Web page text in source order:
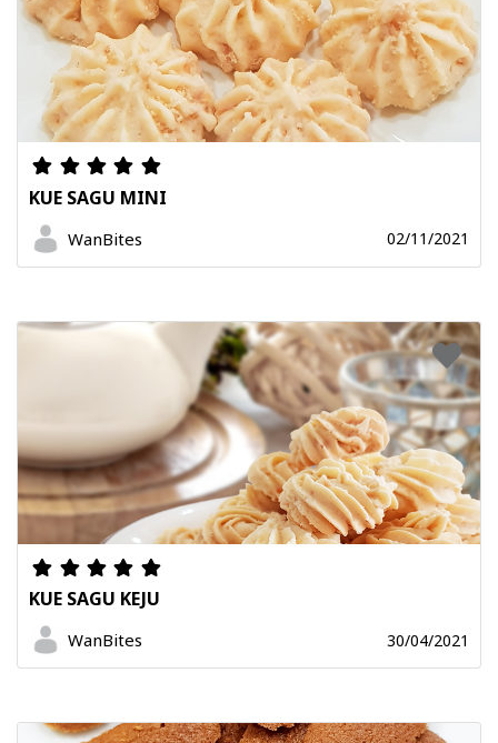
KUE SAGU MINI
WanBites 02/11/2021
KUE SAGU KEJU
WanBites 30/04/2021